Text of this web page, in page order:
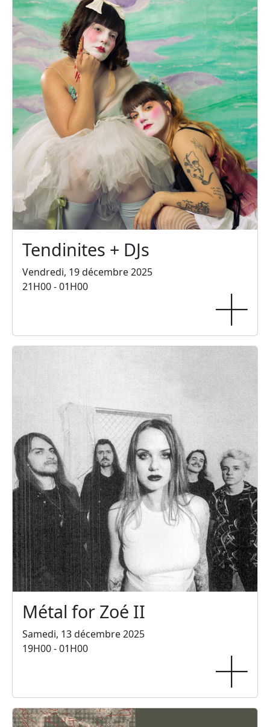
Tendinites + DJs
Vendredi, 19 décembre 2025
21H00 - 01H00
Métal for Zoé II
Samedi, 13 décembre 2025
19H00 - 01H00